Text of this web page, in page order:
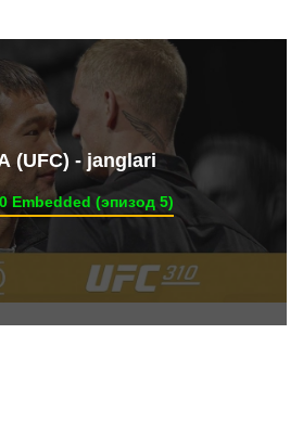
(UFC) - janglari
Embedded (эпизод 5)